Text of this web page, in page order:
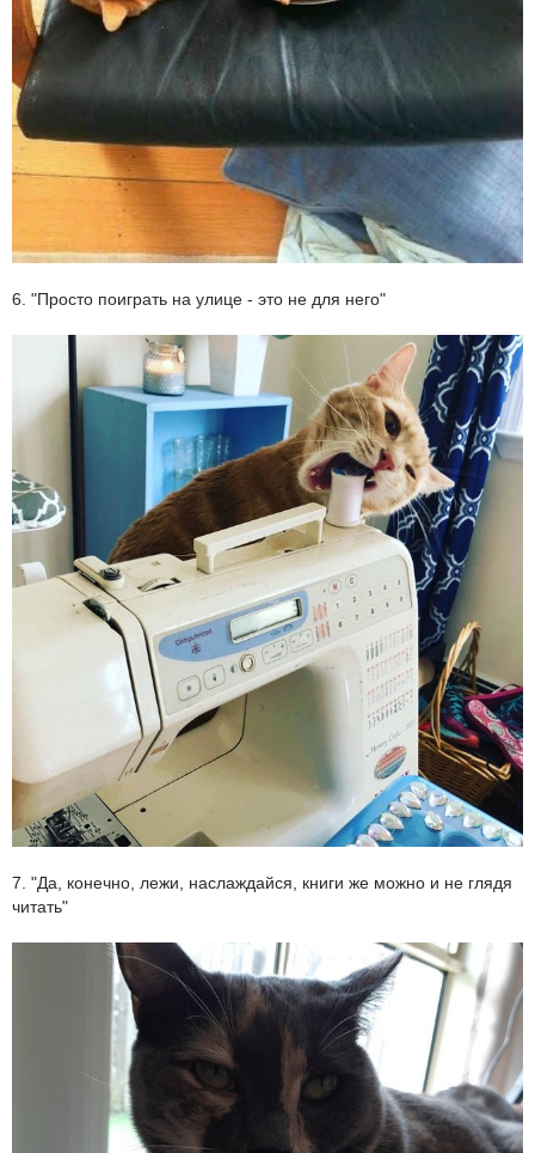
6. "Просто поиграть на улице - это не для него"
7. "Да, конечно, лежи, наслаждайся, книги же можно и не глядя
читать"